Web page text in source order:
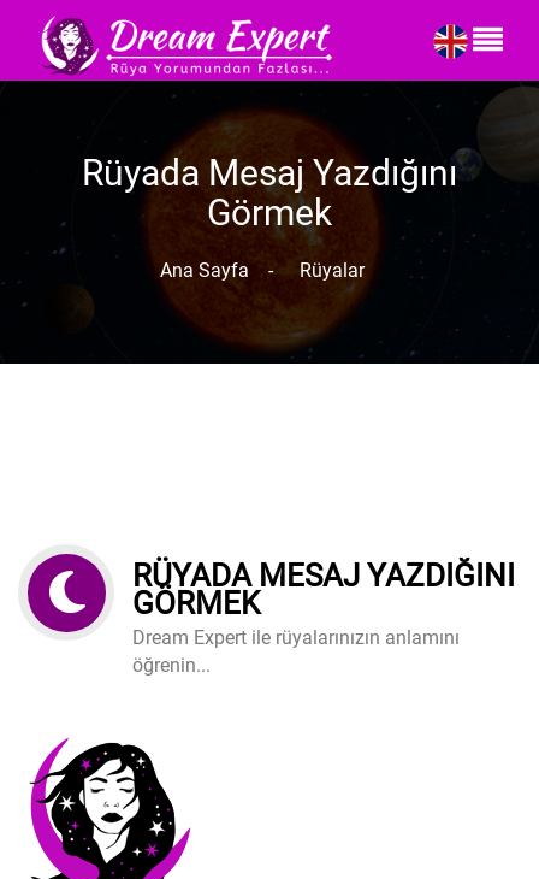
Rüyada Mesaj Yazdığını
Görmek
Ana Sayfa - Rüyalar
RÜYADA MESAJ YAZDIĞINI
GÖRMEK
Dream Expert ile rüyalarınızın anlamını
öğrenin...